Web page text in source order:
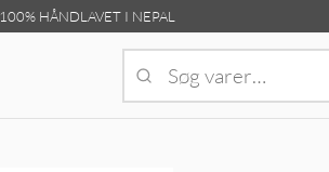
100% HÅNDLAVET I NEPAL